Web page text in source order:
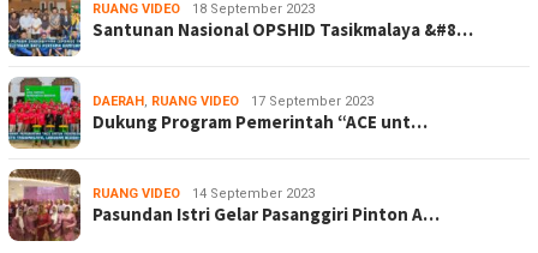
RUANG VIDEO 18 September 2023
Santunan Nasional OPSHID Tasikmalaya &#8…
DAERAH , RUANG VIDEO 17 September 2023
Dukung Program Pemerintah “ACE unt…
RUANG VIDEO 14 September 2023
Pasundan Istri Gelar Pasanggiri Pinton A…